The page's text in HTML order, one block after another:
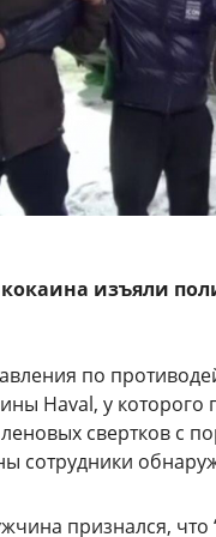
изъяли
по
Haval, у
свертков с
сотрудники
признался, что